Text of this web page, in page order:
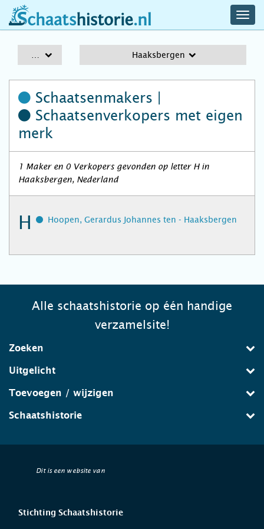
schaatshistorie.nl
Haaksbergen
Schaatsenmakers |
Schaatsenverkopers met eigen
merk
1 Maker en 0 Verkopers gevonden op letter H in
Haaksbergen, Nederland
H Hoopen, Gerardus Johannes ten - Haaksbergen
Alle schaatshistorie op één handige
verzamelsite!
Zoeken
Uitgelicht
Toevoegen / wijzigen
Schaatshistorie
Dit is een website van
Stichting Schaatshistorie